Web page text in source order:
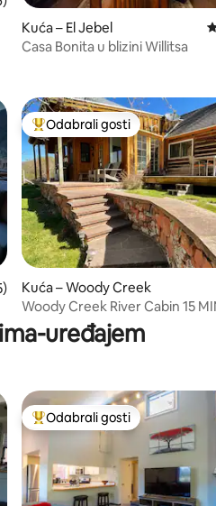
Kuća – El Jebel
Casa Bonita u blizini Willitsa
gosti”
4,99/5, recenzija: 405
Među najviše rangiranima s
Odabrali gosti
Kuća – Woody Creek
Woody Creek River Cabin 15
vožnje do Aspena!
uređajem
Među najviše rangiranima s
Odabrali gosti